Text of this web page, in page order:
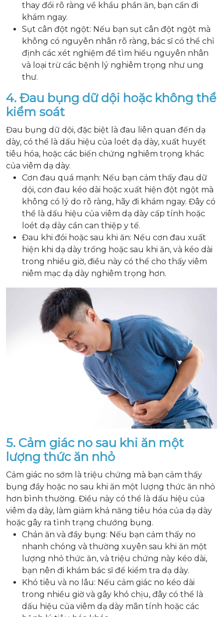
thay đổi rõ ràng về khẩu phần ăn, bạn cần đi
khám ngay.
Sụt cân đột ngột: Nếu bạn sụt cân đột ngột mà
không có nguyên nhân rõ ràng, bác sĩ có thể chỉ
định các xét nghiệm để tìm hiểu nguyên nhân
và loại trừ các bệnh lý nghiêm trọng như ung
thư.
4. Đau bụng dữ dội hoặc không thể
kiểm soát
Đau bụng dữ dội, đặc biệt là đau liên quan đến dạ
dày, có thể là dấu hiệu của loét dạ dày, xuất huyết
tiêu hóa, hoặc các biến chứng nghiêm trọng khác
của viêm dạ dày.
Cơn đau quá mạnh: Nếu bạn cảm thấy đau dữ
dội, cơn đau kéo dài hoặc xuất hiện đột ngột mà
không có lý do rõ ràng, hãy đi khám ngay. Đây có
thể là dấu hiệu của viêm dạ dày cấp tính hoặc
loét dạ dày cần can thiệp y tế.
Đau khi đói hoặc sau khi ăn: Nếu cơn đau xuất
hiện khi dạ dày trống hoặc sau khi ăn, và kéo dài
trong nhiều giờ, điều này có thể cho thấy viêm
niêm mạc dạ dày nghiêm trọng hơn.
5. Cảm giác no sau khi ăn một
lượng thức ăn nhỏ
Cảm giác no sớm là triệu chứng mà bạn cảm thấy
bụng đầy hoặc no sau khi ăn một lượng thức ăn nhỏ
hơn bình thường. Điều này có thể là dấu hiệu của
viêm dạ dày, làm giảm khả năng tiêu hóa của dạ dày
hoặc gây ra tình trạng chướng bụng.
Chán ăn và đầy bụng: Nếu bạn cảm thấy no
nhanh chóng và thường xuyên sau khi ăn một
lượng nhỏ thức ăn, và triệu chứng này kéo dài,
bạn nên đi khám bác sĩ để kiểm tra dạ dày.
Khó tiêu và no lâu: Nếu cảm giác no kéo dài
trong nhiều giờ và gây khó chịu, đây có thể là
dấu hiệu của viêm dạ dày mãn tính hoặc các